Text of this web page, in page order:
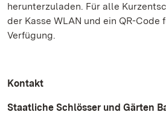
herunterzuladen. Für alle
der Kasse WLAN und ein QR-Code
Verfügung.
Kontakt
Staatliche Schlösser und Gärten